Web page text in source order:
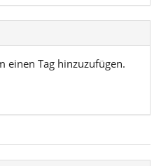
einen Tag hinzuzufügen.